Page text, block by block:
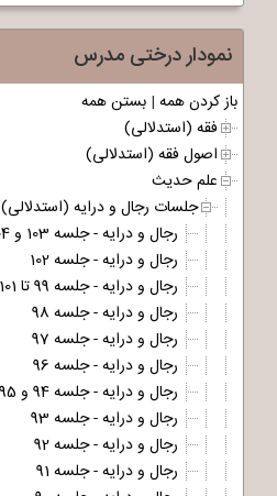
نمودار درختی مدرس
باز کردن همه | بستن همه
فقه (استدلالی)
اصول فقه (استدلالی)
علم حدیث
جلسات رجال و درایه (استدلالی)
رجال و درایه - جلسه 103 و 104 - جلسه آخر
رجال و درایه - جلسه 102
رجال و درایه - جلسه 99 تا 101
رجال و درایه - جلسه 98
رجال و درایه - جلسه 97
رجال و درایه - جلسه 96
رجال و درایه - جلسه 94 و 95
رجال و درایه - جلسه 93
رجال و درایه - جلسه 92
رجال و درایه - جلسه 91